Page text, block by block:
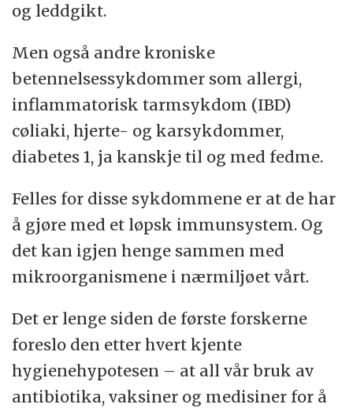
og leddgikt.
Men også andre kroniske
betennelsessykdommer som allergi,
inflammatorisk tarmsykdom (IBD)
cøliaki, hjerte- og karsykdommer,
diabetes 1, ja kanskje til og med fedme.
Felles for disse sykdommene er at de har
å gjøre med et løpsk immunsystem. Og
det kan igjen henge sammen med
mikroorganismene i nærmiljøet vårt.
Det er lenge siden de første forskerne
foreslo den etter hvert kjente
hygienehypotesen – at all vår bruk av
antibiotika, vaksiner og medisiner for å